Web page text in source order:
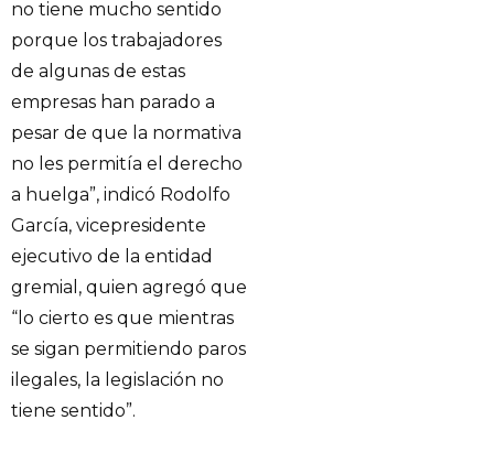
no tiene mucho sentido
porque los trabajadores
de algunas de estas
empresas han parado a
pesar de que la normativa
no les permitía el derecho
a huelga”, indicó Rodolfo
García, vicepresidente
ejecutivo de la entidad
gremial, quien agregó que
“lo cierto es que mientras
se sigan permitiendo paros
ilegales, la legislación no
tiene sentido”.